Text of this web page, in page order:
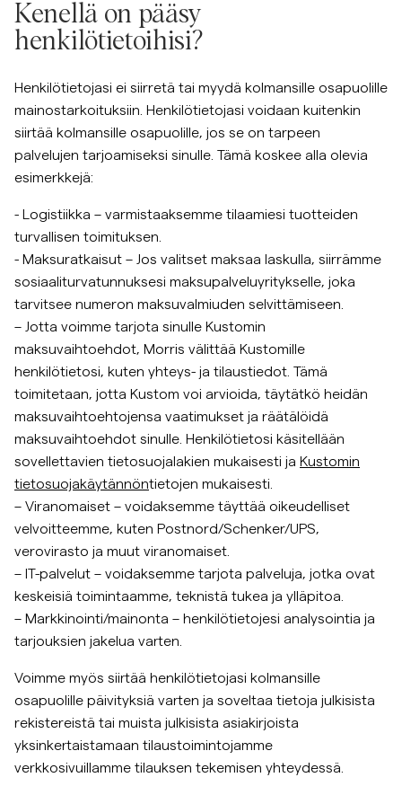
Kenellä on pääsy
henkilötietoihisi?
Henkilötietojasi ei siirretä tai myydä kolmansille osapuolille
mainostarkoituksiin. Henkilötietojasi voidaan kuitenkin
siirtää kolmansille osapuolille, jos se on tarpeen
palvelujen tarjoamiseksi sinulle. Tämä koskee alla olevia
esimerkkejä:
- Logistiikka – varmistaaksemme tilaamiesi tuotteiden
turvallisen toimituksen.
- Maksuratkaisut – Jos valitset maksaa laskulla, siirrämme
sosiaaliturvatunnuksesi maksupalveluyritykselle, joka
tarvitsee numeron maksuvalmiuden selvittämiseen.
– Jotta voimme tarjota sinulle Kustomin
maksuvaihtoehdot, Morris välittää Kustomille
henkilötietosi, kuten yhteys- ja tilaustiedot. Tämä
toimitetaan, jotta Kustom voi arvioida, täytätkö heidän
maksuvaihtoehtojensa vaatimukset ja räätälöidä
maksuvaihtoehdot sinulle. Henkilötietosi käsitellään
sovellettavien tietosuojalakien mukaisesti ja Kustomin
tietosuojakäytännöntietojen mukaisesti.
– Viranomaiset – voidaksemme täyttää oikeudelliset
velvoitteemme, kuten Postnord/Schenker/UPS,
verovirasto ja muut viranomaiset.
– IT-palvelut – voidaksemme tarjota palveluja, jotka ovat
keskeisiä toimintaamme, teknistä tukea ja ylläpitoa.
– Markkinointi/mainonta – henkilötietojesi analysointia ja
tarjouksien jakelua varten.
Voimme myös siirtää henkilötietojasi kolmansille
osapuolille päivityksiä varten ja soveltaa tietoja julkisista
rekistereistä tai muista julkisista asiakirjoista
yksinkertaistamaan tilaustoimintojamme
verkkosivuillamme tilauksen tekemisen yhteydessä.